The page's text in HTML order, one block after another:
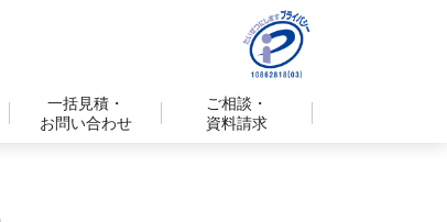
一括見積・
お問い合わせ
ご相談・
資料請求